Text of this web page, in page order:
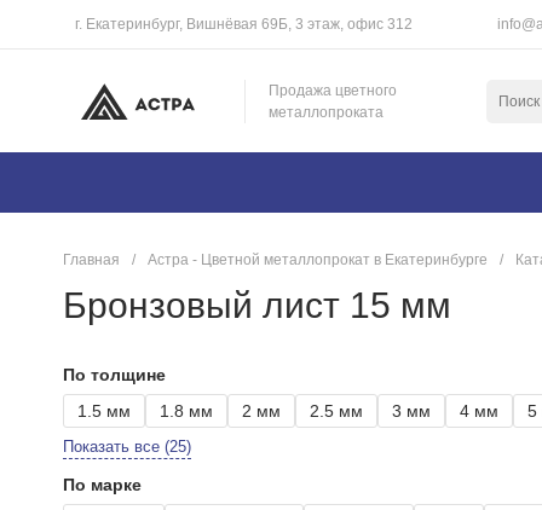
г. Екатеринбург, Вишнёвая 69Б, 3 этаж, офис 312
Продажа цветного
металлопроката
Главная / Астра - Цветной металлопрокат в Екатеринбурге /
Бронзовый лист 15 мм
По толщине
1.5 мм
1.8 мм 2 мм 2.5 мм 3 мм 4 мм 5
Показать все (25)
По марке